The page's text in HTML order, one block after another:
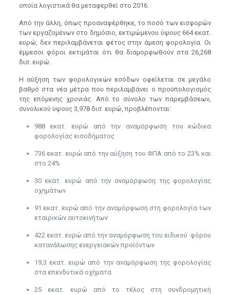
οποία λογιστικά θα μεταφερθεί στο 2016.
Από την άλλη, όπως προαναφέρθηκε, το ποσό των εισφορών
των εργαζομένων στο δημόσιο, εκτιμώμενου ύψους 664 εκατ.
ευρώ, δεν περιλαμβάνεται φέτος στην άμεση φορολογία. Οι
έμμεσοι φόροι εκτιμάται ότι θα διαμορφωθούν στα 26,268
δισ. ευρώ.
Η αύξηση των φορολογικών εσόδων οφείλεται σε μεγάλο
βαθμό στα νέα μέτρα που περιλαμβάνει ο προϋπολογισμός
της επόμενης χρονιάς. Από το σύνολο των παρεμβάσεων,
συνολικού ύψους 3,978 δισ. ευρώ, προβλέπονται:
988 εκατ. ευρώ από την αναμόρφωση του κώδικα
φορολογίας εισοδήματος
736 εκατ. ευρώ από την αύξηση του ΦΠΑ από το 23% και
στο 24%
30 εκατ. ευρώ από την αναμόρφωση της φορολογίας
οχημάτων
91 εκατ. ευρώ από την αναμόρφωση στη φορολογία των
εταιρικών αυτοκινήτων
422 εκατ. ευρώ από την αναμόρφωση του ειδικού φόρου
κατανάλωσης ενεργειακών προϊόντων
19,3 εκατ. ευρώ από την αναμόρφωση της φορολογίας
στα επενδυτικά οχήματα
25 εκατ. ευρώ από το τέλος στη συνδρομητική